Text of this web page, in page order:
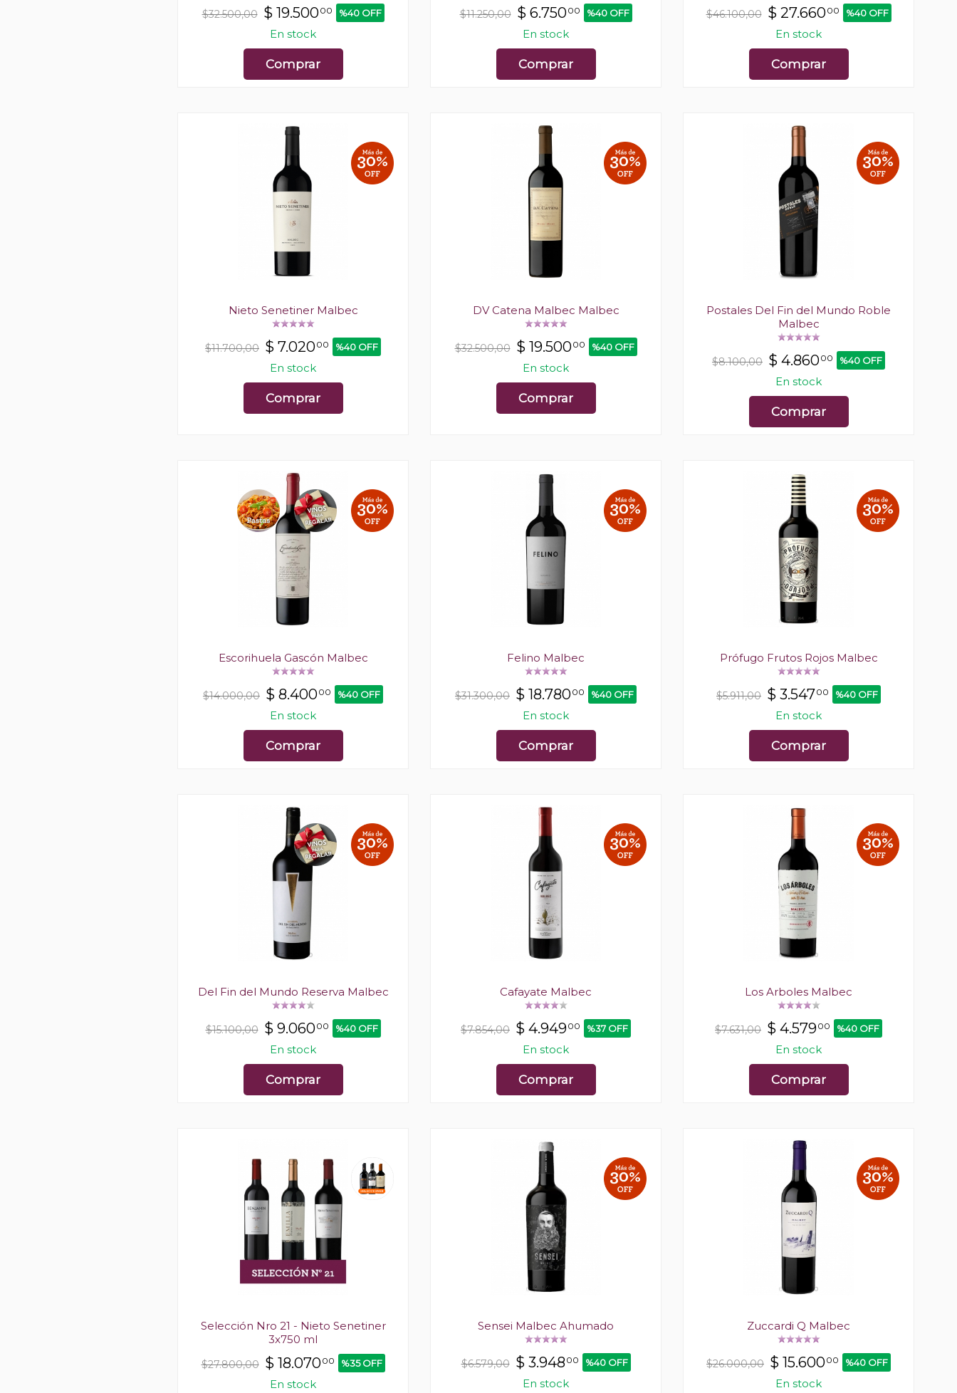
$32.500,00 $ 19.50000 %40 OFF
En stock
Comprar
$11.250,00 $ 6.75000 %40 OFF
En stock
Comprar
$46.100,00 $ 27.66000 %40 OFF
En stock
Comprar
Nieto Senetiner Malbec
$11.700,00 $ 7.02000 %40 OFF
En stock
Comprar
DV Catena Malbec Malbec
$32.500,00 $ 19.50000 %40 OFF
En stock
Comprar
Postales Del Fin del Mundo Roble
Malbec
$8.100,00 $ 4.86000 %40 OFF
En stock
Comprar
Escorihuela Gascón Malbec
$14.000,00 $ 8.40000 %40 OFF
En stock
Comprar
Felino Malbec
$31.300,00 $ 18.78000 %40 OFF
En stock
Comprar
Prófugo Frutos Rojos Malbec
$5.911,00 $ 3.54700 %40 OFF
En stock
Comprar
Del Fin del Mundo Reserva Malbec
$15.100,00 $ 9.06000 %40 OFF
En stock
Comprar
Cafayate Malbec
$7.854,00 $ 4.94900 %37 OFF
En stock
Comprar
Los Arboles Malbec
$7.631,00 $ 4.57900 %40 OFF
En stock
Comprar
Selección Nro 21 - Nieto Senetiner
3x750 ml
$27.800,00 $ 18.07000 %35 OFF
En stock
Sensei Malbec Ahumado
$6.579,00 $ 3.948 00 %40 OFF
En stock
Zuccardi Q Malbec
$26.000,00 $ 15.60000 %40 OFF
En stock